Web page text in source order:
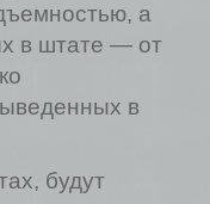
а
в штате — от
в
будут